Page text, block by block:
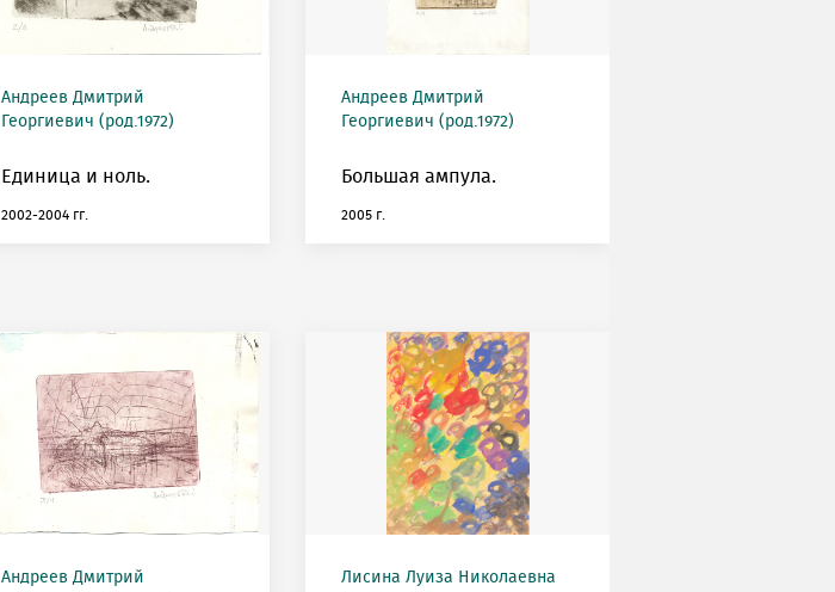
Андреев Дмитрий
Георгиевич (род.1972)
Единица и ноль.
2002-2004 гг.
Андреев Дмитрий
Георгиевич (род.1972)
Большая ампула.
2005 г.
Андреев Дмитрий
Лисина Луиза Николаевна